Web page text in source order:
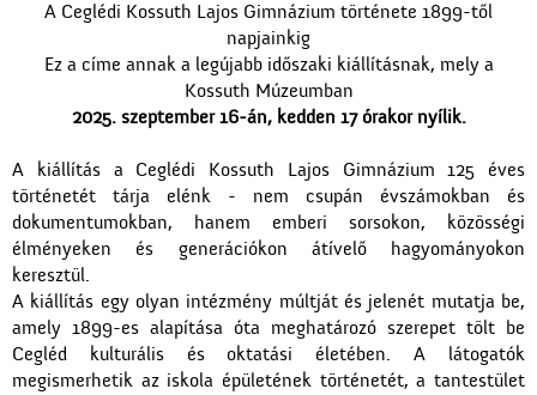
A Ceglédi Kossuth Lajos Gimnázium története 1899-től
napjainkig
Ez a címe annak a legújabb időszaki kiállításnak, mely a
Kossuth Múzeumban
2025. szeptember 16-án, kedden 17 órakor nyílik.
A kiállítás a Ceglédi Kossuth Lajos Gimnázium 125 éves
történetét tárja elénk - nem csupán évszámokban és
dokumentumokban, hanem emberi sorsokon, közösségi
élményeken és generációkon átívelő hagyományokon
keresztül.
A kiállítás egy olyan intézmény múltját és jelenét mutatja be,
amely 1899-es alapítása óta meghatározó szerepet tölt be
Cegléd kulturális és oktatási életében. A látogatók
megismerhetik az iskola épületének történetét, a tantestület